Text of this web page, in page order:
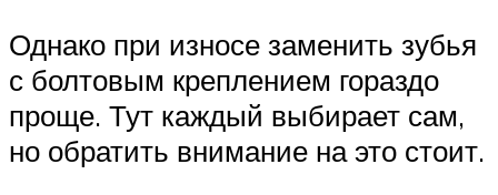
Однако при износе заменить зубья
с болтовым креплением гораздо
проще. Тут каждый выбирает сам,
но обратить внимание на это стоит.